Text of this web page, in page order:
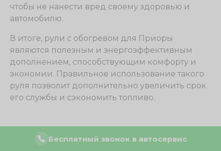
чтобы не нанести вред своему здоровью и
автомобилю.
В итоге, рули с обогревом для Приоры
являются полезным и энергоэффективным
дополнением, способствующим комфорту и
экономии. Правильное использование такого
руля позволит дополнительно увеличить срок
его службы и сэкономить топливо.
Руль с обогревом:
совместимость и подключение
Бесплатный звонок в автосервис